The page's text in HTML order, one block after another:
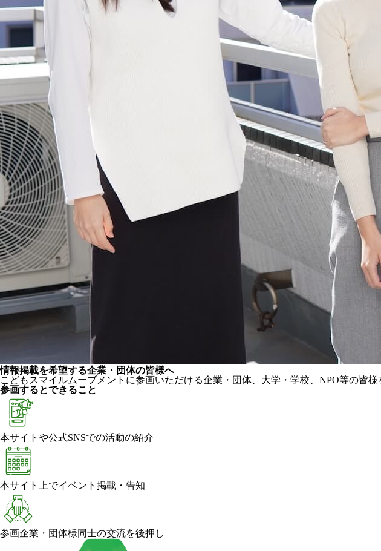
情報掲載を希望する企業・団体の皆様へ
こどもスマイルムーブメントに参画いただける企業・団体、大学・学校、NPO等の皆様
参画するとできること
本サイトや公式SNSでの活動の紹介
本サイト上でイベント掲載・告知
参画企業・団体様同士の交流を後押し